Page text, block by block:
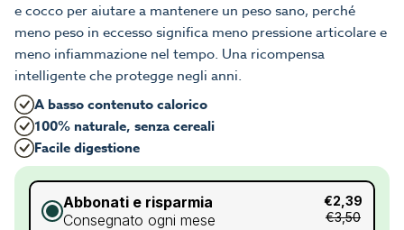
e cocco per aiutare a mantenere un peso sano, perché
meno peso in eccesso significa meno pressione articolare e
meno infiammazione nel tempo. Una ricompensa
intelligente che protegge negli anni.
A basso contenuto calorico
100% naturale, senza cereali
Facile digestione
Abbonati e risparmia
Consegnato ogni mese
€2,39
€3,50